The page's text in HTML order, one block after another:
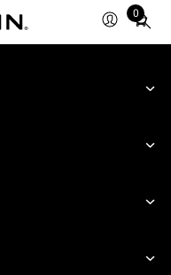
0
Total
items
cart: